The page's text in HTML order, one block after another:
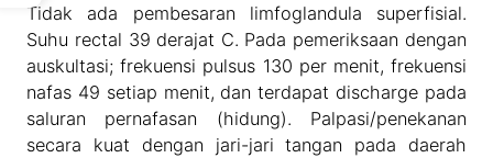
Tidak ada pembesaran limfoglandula superfisial.
Suhu rectal 39 derajat C. Pada pemeriksaan dengan
auskultasi; frekuensi pulsus 130 per menit, frekuensi
nafas 49 setiap menit, dan terdapat discharge pada
saluran pernafasan (hidung). Palpasi/penekanan
secara kuat dengan jari-jari tangan pada daerah